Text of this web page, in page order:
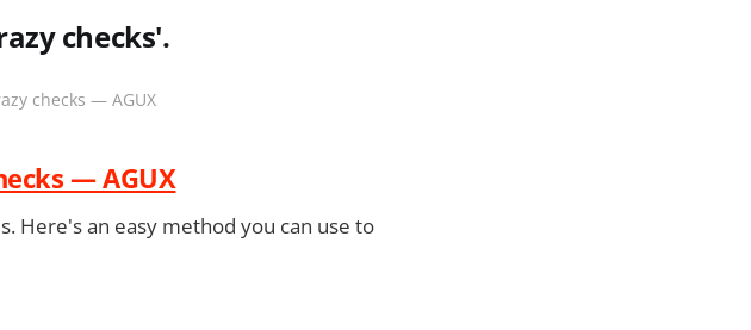
checks'.
checks — AGUX
— AGUX
Here's an easy method you can use to